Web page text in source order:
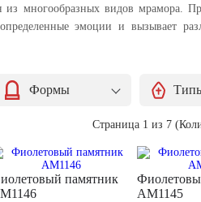
из многообразных видов мрамора.
эмоции и вызывает
Формы
Страница 1 из 7
памятник
AM1145